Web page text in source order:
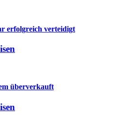
erfolgreich verteidigt
überverkauft